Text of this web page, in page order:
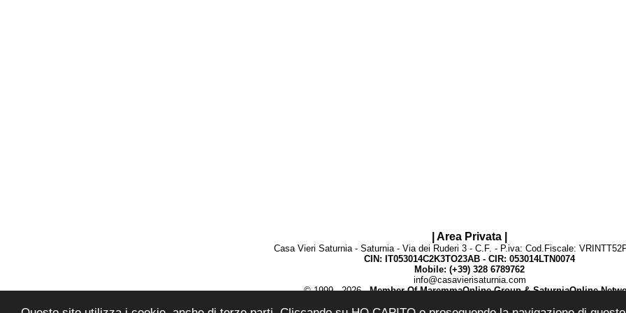
| Area Privata |
Casa Vieri Saturnia - Saturnia - Via dei Ruderi 3 - C.F. - P.iva: Cod.Fiscale:
CIN: IT053014C2K3TO23AB - CIR: 053014LTN0074
Mobile: (+39) 328 6789762
info@casavierisaturnia.com
© 1999 - 2026 -Member Of MaremmaOnline Group & SaturniaOnline